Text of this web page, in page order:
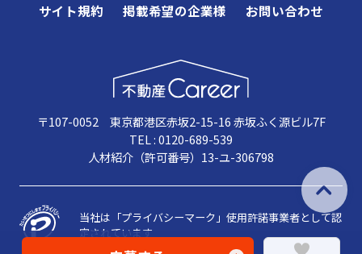
サイト規約
掲載希望の企業様 お問い合わせ
〒107-0052 東京都港区赤坂2-15-16 赤坂ふく源ビル7F
TEL : 0120-689-539
人材紹介（許可番号）13-ユ-306798
当社は「プライバシーマーク」使用許諾事業者として認
定されています